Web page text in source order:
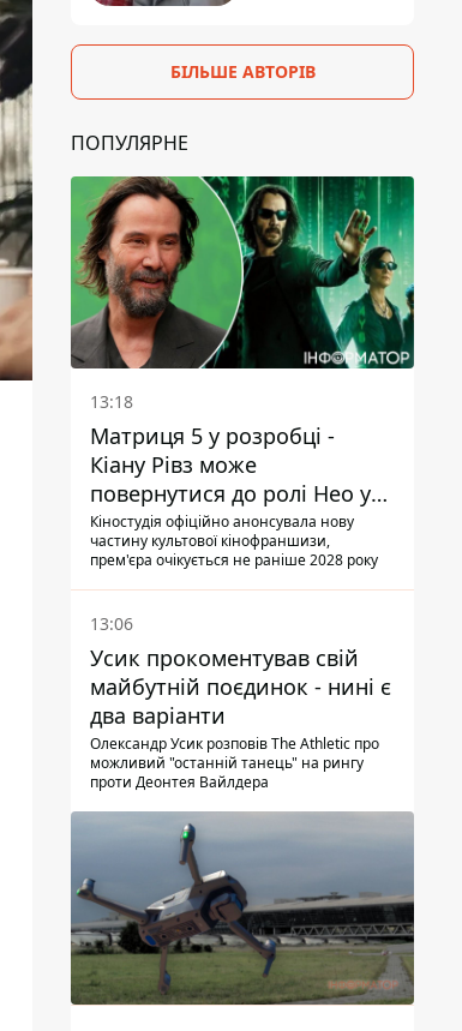
БІЛЬШЕ АВТОРІВ
ПОПУЛЯРНЕ
13:18
Матриця 5 у розробці -
Кіану Рівз може
повернутися до ролі Нео у
п'ятій частині
Кіностудія офіційно анонсувала нову
частину культової кінофраншизи,
прем'єра очікується не раніше 2028 року
13:06
Усик прокоментував свій
майбутній поєдинок - нині є
два варіанти
Олександр Усик розповів The Athletic про
можливий "останній танець" на рингу
проти Деонтея Вайлдера